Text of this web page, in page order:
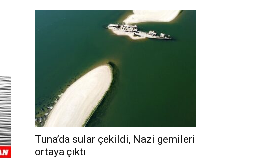
Tuna’da sular çekildi, Nazi gemileri
ortaya çıktı